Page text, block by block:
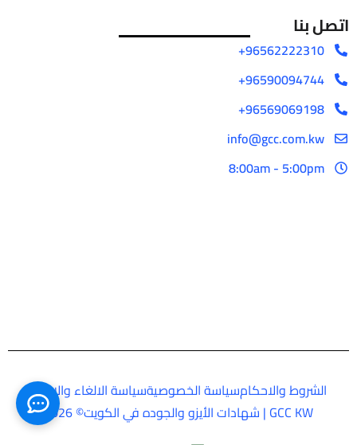
اتصل بنا
96562222310+
96590094744+
96569069198+
info@gcc.com.kw
8:00am - 5:00pm
الشروط والاحكامسياسة الخصوصيةسياسة الالغاء والارجاع
GCC KW | شهادات الأيزو والجوده في الكويت© 2026